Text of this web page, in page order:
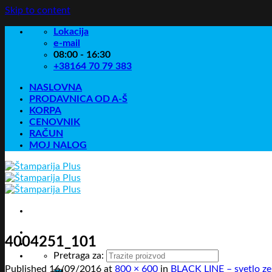
Skip to content
Lokacija
e-mail
08:00 - 16:30
+38164 70 79 383
NASLOVNA
PRODAVNICA OD A-Š
KORPA
CENOVNIK
RAČUN
MOJ NALOG
Pretraga za:
4004251_101
Published 16/09/2016 at 800 × 600 in BLACK LINE – svetlo